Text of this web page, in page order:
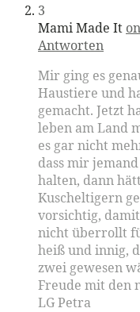
3
Mami Made It
Antworten
Mir ging es
Haustiere und
gemacht. Jetzt
leben am Land
es gar nicht
dass mir
halten, dann
Kuscheltigern
vorsichtig,
nicht überrollt
heiß und innig,
zwei gewesen
Freude mit den
LG Petra